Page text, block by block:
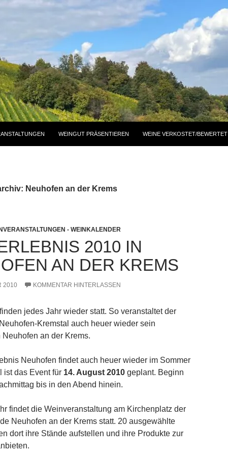
WEINGUT PRÄSENTIEREN WEINE VERKOSTET/BEWERTET
Neuhofen an der Krems
- WEINKALENDER
2010 IN
AN DER KREMS
2010 KOMMENTAR HINTERLASSEN
jedes Jahr wieder statt. So veranstaltet der
Kremstal auch heuer wieder sein
an der Krems.
Neuhofen findet auch heuer wieder im Sommer
ist das Event für 14. August 2010 geplant. Beginn
bis in den Abend hinein.
findet die Weinveranstaltung am Kirchenplatz der
Neuhofen an der Krems statt. 20 ausgewählte
dort ihre Stände aufstellen und ihre Produkte zur